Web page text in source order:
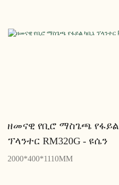
ዘመናዊ የቢሮ ማስጌጫ የፋይል
ፕላንተር RM320G - ዩሴን
2000*400*1110MM